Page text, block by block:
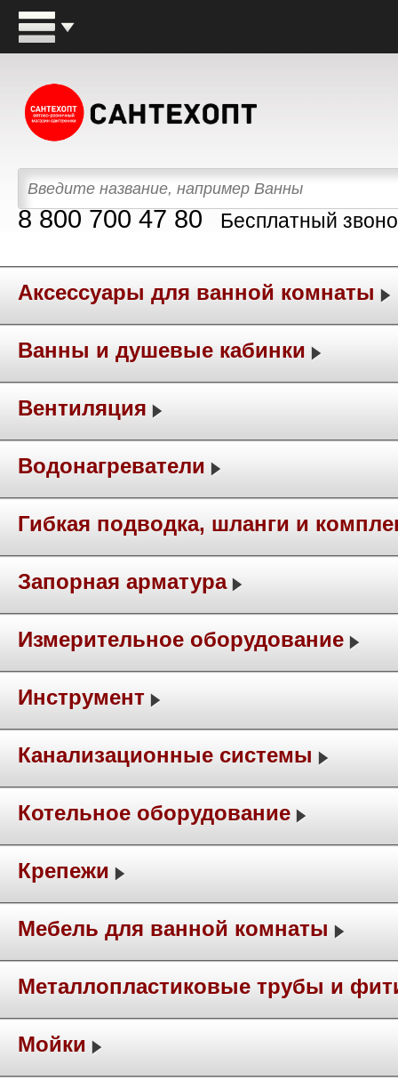
8 800 700 47 80 Бесплатный
Аксессуары для ванной комнаты
Ванны и душевые кабинки
Вентиляция
Водонагреватели
Гибкая подводка, шланги и
Запорная арматура
Измерительное оборудование
Инструмент
Канализационные системы
Котельное оборудование
Крепежи
Мебель для ванной комнаты
Металлопластиковые трубы и
Мойки